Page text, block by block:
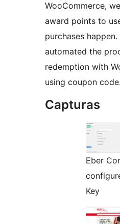
WooCommerce,
award points to
purchases happen.
automated the
redemption with
using coupon code.
Capturas
Eber
Key